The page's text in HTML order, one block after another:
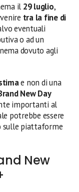
il 29 luglio,
tra la fine di
eventuali
o ad un
dovuto agli
e non di una
New Day
importanti al
potrebbe essere
sulle piattaforme
New